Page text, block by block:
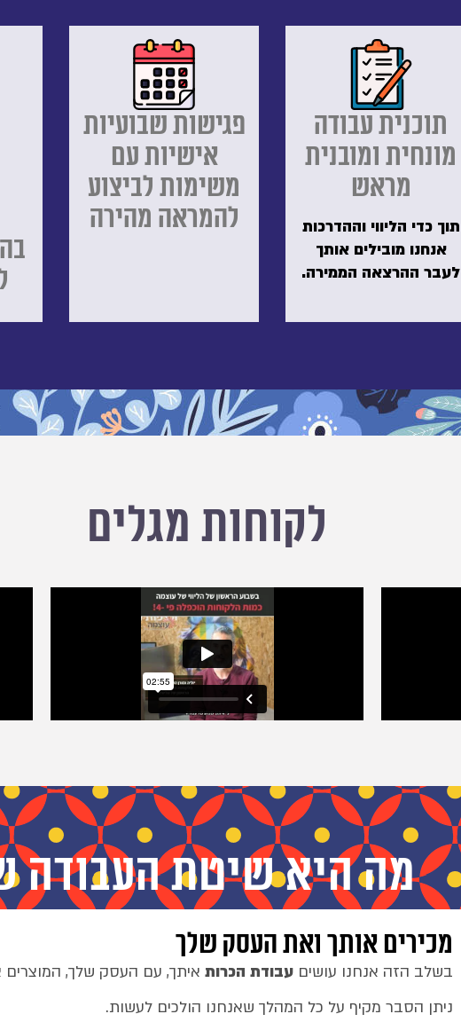
תוכנית עבודה
מונחית ומובנית
מראש
תוך כדי הליווי וההדרכות
אנחנו מובילים אותך
לעבר ההרצאה הממירה.
פגישות שבועיות
אישיות עם
משימות לביצוע
להמראה מהירה
לקוחות מגלים
מה היא שיטת העבודה
מכירים אותך ואת העסק שלך
בשלב הזה אנחנו עושים עבודת הכרות איתך, עם העסק שלך, המוצרים
ניתן הסבר מקיף על כל המהלך שאנחנו הולכים לעשות.